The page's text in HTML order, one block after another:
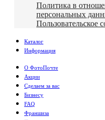
Политика в
персональных
Пользовательское
Каталог
Информация
О ФотоПочте
Акции
Сделаем за вас
Бизнесу
FAQ
Франшиза